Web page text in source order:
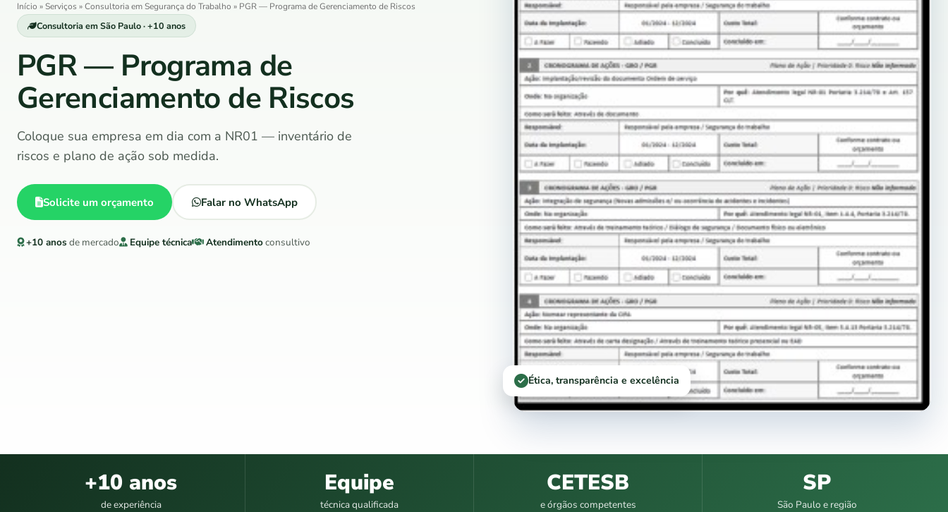
Início » Serviços »Consultoria em Segurança do Trabalho » PGR — Programa de Gerenciamento de Riscos
Consultoria em São Paulo · +10 anos
PGR — Programa de
Gerenciamento de Riscos
Coloque sua empresa em dia com a NR01 — inventário de
riscos e plano de ação sob medida.
Solicite um orçamento Falar no WhatsApp
+10 anos de mercado Equipe técnica Atendimentoconsultivo
Ética, transparência e excelência
+10 anos
de experiência
Equipe
técnica qualificada
CETESB
e órgãos competentes
SP
São Paulo e região